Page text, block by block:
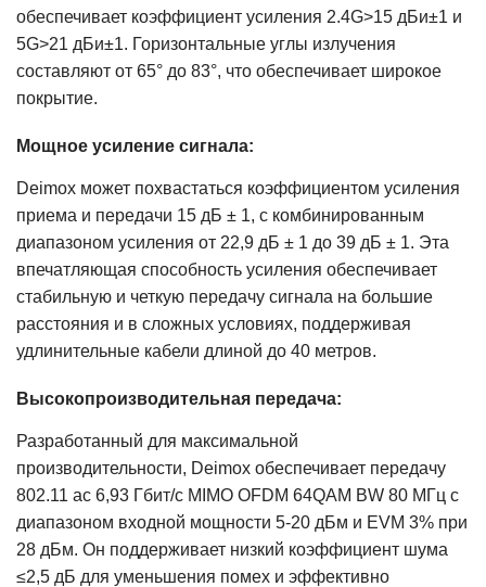
обеспечивает коэффициент усиления 2.4G>15 дБи±1 и
5G>21 дБи±1. Горизонтальные углы излучения
составляют от 65° до 83°, что обеспечивает широкое
покрытие.
Мощное усиление сигнала:
Deimox может похвастаться коэффициентом усиления
приема и передачи 15 дБ ± 1, с комбинированным
диапазоном усиления от 22,9 дБ ± 1 до 39 дБ ± 1. Эта
впечатляющая способность усиления обеспечивает
стабильную и четкую передачу сигнала на большие
расстояния и в сложных условиях, поддерживая
удлинительные кабели длиной до 40 метров.
Высокопроизводительная передача:
Разработанный для максимальной
производительности, Deimox обеспечивает передачу
802.11 ac 6,93 Гбит/с MIMO OFDM 64QAM BW 80 МГц с
диапазоном входной мощности 5-20 дБм и EVM 3% при
28 дБм. Он поддерживает низкий коэффициент шума
≤2,5 дБ для уменьшения помех и эффективно